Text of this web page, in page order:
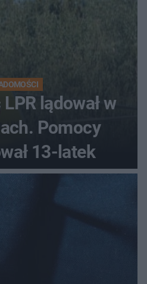
lądował w
Pomocy
13-latek